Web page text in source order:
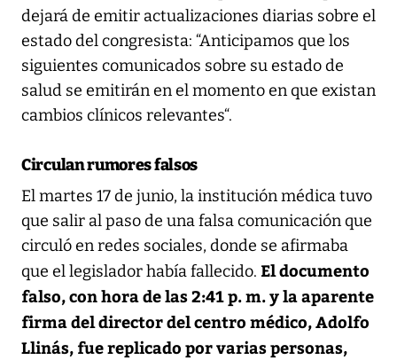
dejará de emitir actualizaciones diarias sobre el
estado del congresista: “Anticipamos que los
siguientes comunicados sobre su estado de
salud se emitirán en el momento en que existan
cambios clínicos relevantes“.
Circulan rumores falsos
El martes 17 de junio, la institución médica tuvo
que salir al paso de una falsa comunicación que
circuló en redes sociales, donde se afirmaba
que el legislador había fallecido. El documento
falso, con hora de las 2:41 p. m. y la aparente
firma del director del centro médico, Adolfo
Llinás, fue replicado por varias personas,